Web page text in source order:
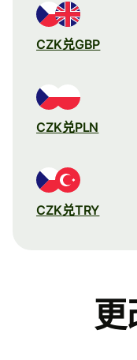
CZK兑GBP
CZK兑PLN
CZK兑TRY
更